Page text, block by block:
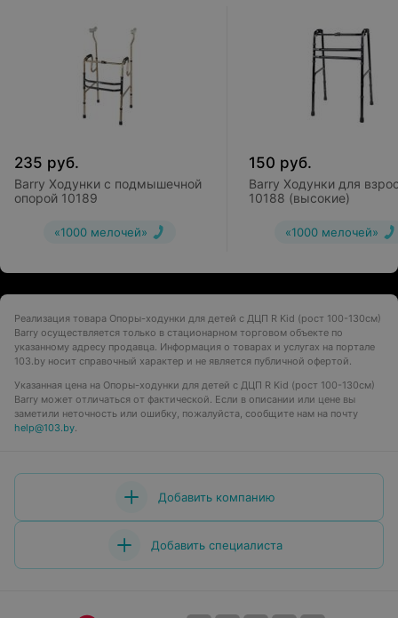
235 руб.
Barry Ходунки с подмышечной
опорой 10189
«1000 мелочей»
150 руб.
Barry Ходунки для
10188 (высокие)
«1000 мелочей»
Реализация товара Опоры-ходунки для детей с ДЦП R Kid (рост 100-130см)
Barry осуществляется только в стационарном торговом объекте по
указанному адресу продавца. Информация о товарах и услугах на портале
103.by носит справочный характер и не является публичной офертой.
Указанная цена на Опоры-ходунки для детей с ДЦП R Kid (рост 100-130см)
Barry может отличаться от фактической. Если в описании или цене вы
заметили неточность или ошибку, пожалуйста, сообщите нам на почту
help@103.by.
Добавить компанию
Добавить специалиста